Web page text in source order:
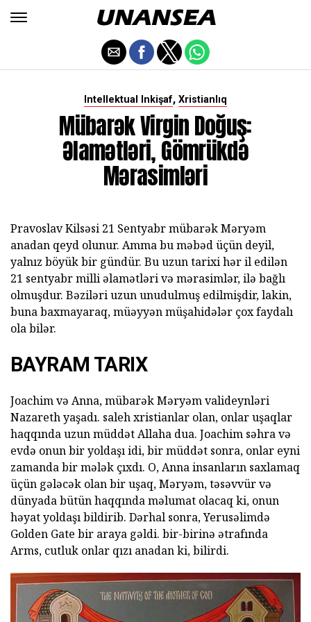
Intellektual Inkişaf, Xristianlıq
Mübarək Virgin Doğuş:
Əlamətləri, Gömrükdə
Mərasimləri
Pravoslav Kilsəsi 21 Sentyabr mübarək Məryəm
anadan qeyd olunur. Amma bu məbəd üçün deyil,
yalnız böyük bir gündür. Bu uzun tarixi hər il edilən
21 sentyabr milli əlamətləri və mərasimlər, ilə bağlı
olmuşdur. Bəziləri uzun unudulmuş edilmişdir, lakin,
buna baxmayaraq, müəyyən müşahidələr çox faydalı
ola bilər.
BAYRAM TARIX
Joachim və Anna, mübarək Məryəm valideynləri
Nazareth yaşadı. saleh xristianlar olan, onlar uşaqlar
haqqında uzun müddət Allaha dua. Joachim səhra və
evdə onun bir yoldaşı idi, bir müddət sonra, onlar eyni
zamanda bir mələk çıxdı. O, Anna insanların saxlamaq
üçün gələcək olan bir uşaq, Məryəm, təsəvvür və
dünyada bütün haqqında məlumat olacaq ki, onun
həyat yoldaşı bildirib. Dərhal sonra, Yerusəlimdə
Golden Gate bir araya gəldi. bir-birinə ətrafında
Arms, cutluk onlar qızı anadan ki, bilirdi.